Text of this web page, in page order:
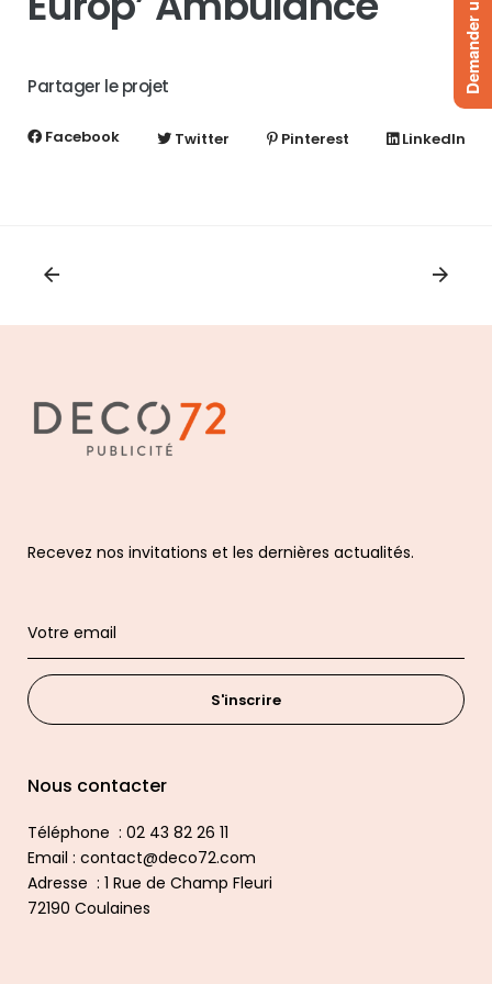
Partager le projet
Facebook Twitter Pinterest LinkedIn
Recevez nos invitations et les dernières actualités.
S'inscrire
Nous contacter
Téléphone : 02 43 82 26 11
Email : contact@deco72.com
Adresse : 1 Rue de Champ Fleuri
72190 Coulaines